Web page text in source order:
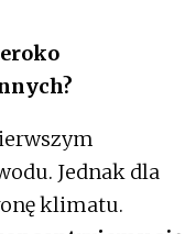
Jednak dla
klimatu.